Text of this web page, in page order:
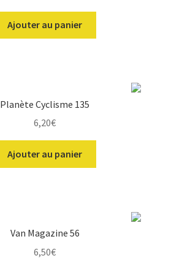
Ajouter au panier
Planète Cyclisme 135
6,20€
Ajouter au panier
Van Magazine 56
6,50€